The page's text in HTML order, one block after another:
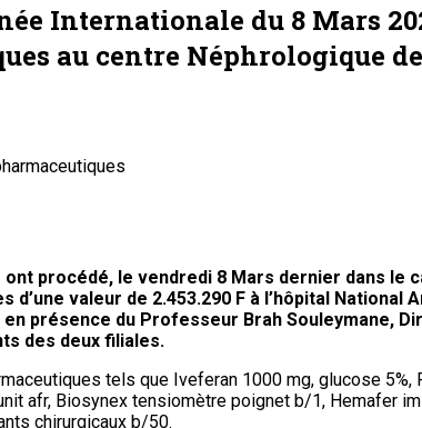
Internationale du 8 Mars
au centre Néphrologique
ont procédé, le vendredi 8 Mars dernier dans
d’une valeur de 2.453.290 F à l’hôpital
présence du Professeur Brah Souleymane,
des deux filiales.
tels que Iveferan 1000 mg, glucose
afr, Biosynex tensiomètre poignet b/1, Hemafer
chirurgicaux b/50.